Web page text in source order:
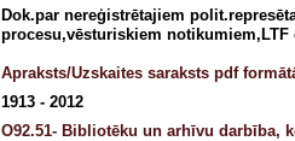
Dok.par nereģistrētajiem
procesu,vēsturiskiem notikumiem,LTF
Apraksts/Uzskaites saraksts pdf
1913 - 2012
O92.51- Bibliotēku un arhīvu darbība,